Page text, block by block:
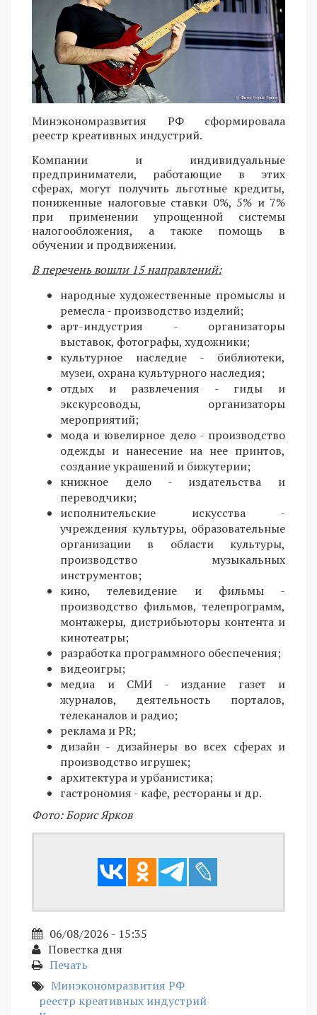
Минэкономразвития РФ сформировала
реестр креативных индустрий.
Компании и индивидуальные
предприниматели, работающие в этих
сферах, могут получить льготные кредиты,
пониженные налоговые ставки 0%, 5% и 7%
при применении упрощенной системы
налогообложения, а также помощь в
обучении и продвижении.
В перечень вошли 15 направлений:
народные художественные промыслы и
ремесла - производство изделий;
арт-индустрия - организаторы
выставок, фотографы, художники;
культурное наследие - библиотеки,
музеи, охрана культурного наследия;
отдых и развлечения - гиды и
экскурсоводы, организаторы
мероприятий;
мода и ювелирное дело - производство
одежды и нанесение на нее принтов,
создание украшений и бижутерии;
книжное дело - издательства и
переводчики;
исполнительские искусства -
учреждения культуры, образовательные
организации в области культуры,
производство музыкальных
инструментов;
кино, телевидение и фильмы -
производство фильмов, телепрограмм,
монтажеры, дистрибьюторы контента и
кинотеатры;
разработка программного обеспечения;
видеоигры;
медиа и СМИ - издание газет и
журналов, деятельность порталов,
телеканалов и радио;
реклама и PR;
дизайн - дизайнеры во всех сферах и
производство игрушек;
архитектура и урбанистика;
гастрономия - кафе, рестораны и др.
Фото: Борис Ярков
06/08/2026 - 15:35
Повестка дня
Печать
Минэкономразвития РФ
реестр креативных индустрий